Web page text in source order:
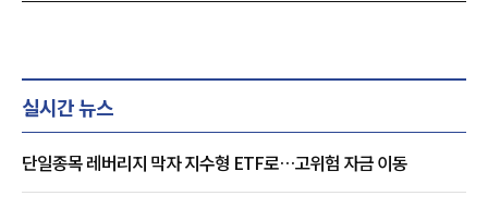
실시간 뉴스
단일종목 레버리지 막자 지수형 ETF로…고위험 자금 이동